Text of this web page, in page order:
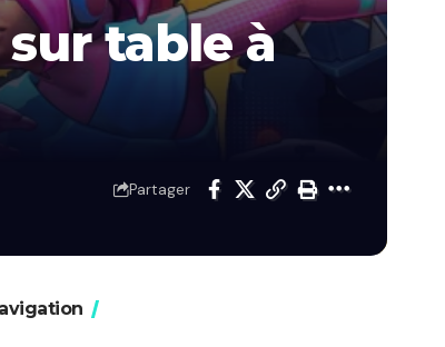
table à
Partager